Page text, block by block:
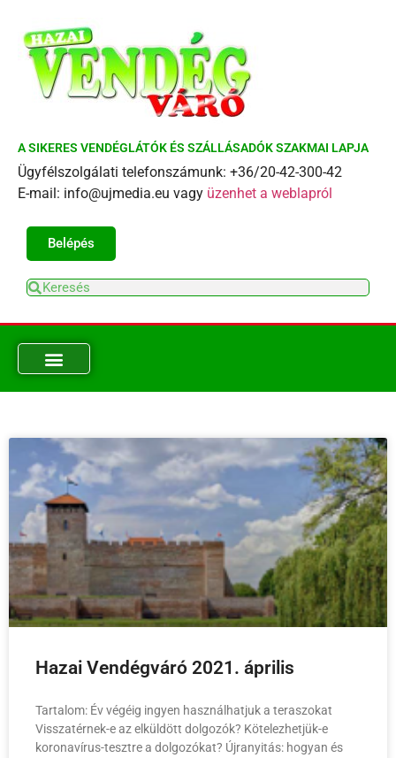
A SIKERES VENDÉGLÁTÓK ÉS SZÁLLÁSADÓK SZAKMAI LAPJA
Ügyfélszolgálati telefonszámunk: +36/20-42-300-42
E-mail: info@ujmedia.eu vagy üzenhet a weblapról
Belépés
Hazai Vendégváró 2021. április
Tartalom: Év végéig ingyen használhatjuk a teraszokat
Visszatérnek-e az elküldött dolgozók? Kötelezhetjük-e
koronavírus-tesztre a dolgozókat? Újranyitás: hogyan és